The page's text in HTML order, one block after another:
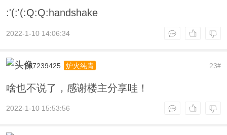
:'(:'(:Q:Q:handshake
2022-1-10 14:06:34
23#
767239425 炉火纯青
啥也不说了，感谢楼主分享哇！
2022-1-10 15:53:56